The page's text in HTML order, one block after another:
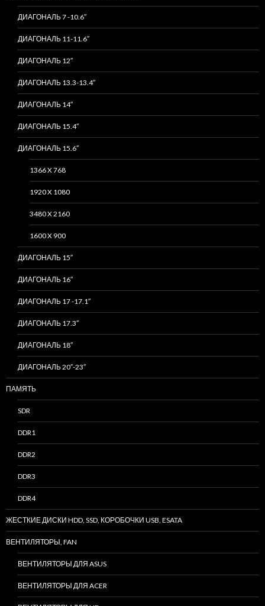
ДИАГОНАЛЬ 7 -10.6″
ДИАГОНАЛЬ 11-11.6″
ДИАГОНАЛЬ 12″
ДИАГОНАЛЬ 13.3-13.4″
ДИАГОНАЛЬ 14″
ДИАГОНАЛЬ 15.4″
ДИАГОНАЛЬ 15.6″
1366 X 768
1920 X 1080
3480 X 2160
1600 X 900
ДИАГОНАЛЬ 15″
ДИАГОНАЛЬ 16″
ДИАГОНАЛЬ 17 -17.1″
ДИАГОНАЛЬ 17.3″
ДИАГОНАЛЬ 18″
ДИАГОНАЛЬ 20″-23″
ПАМЯТЬ
SDR
DDR1
DDR2
DDR3
DDR4
ЖЕСТКИЕ ДИСКИ HDD, SSD, КОРОБОЧКИ USB, ESATA
ВЕНТИЛЯТОРЫ, FAN
ВЕНТИЛЯТОРЫ ДЛЯ ASUS
ВЕНТИЛЯТОРЫ ДЛЯ ACER